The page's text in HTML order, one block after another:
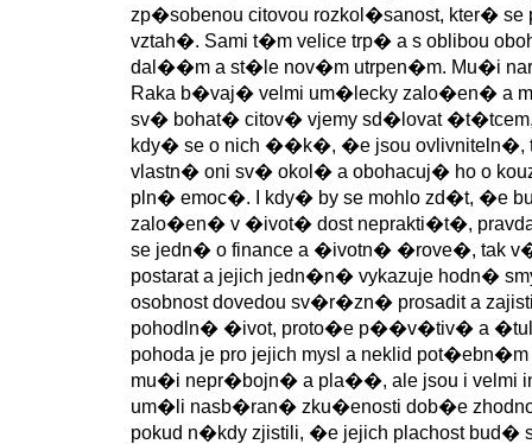
zp�sobenou citovou rozkol�sanost, kter�
vztah�. Sami t�m velice trp� a s oblibou
dal��m a st�le nov�m utrpen�m. Mu�i
Raka b�vaj� velmi um�lecky zalo�en� a
sv� bohat� citov� vjemy sd�lovat �t�tcem,
kdy� se o nich ��k�, �e jsou
vlastn� oni sv� okol� a obohacuj� ho o
pln� emoc�. I kdy� by se mohlo zd�t, �e
zalo�en� v �ivot� dost neprakti�t�,
se jedn� o finance a �ivotn� �rove�, tak
postarat a jejich jedn�n� vykazuje hodn�
osobnost dovedou sv�r�zn� prosadit a
pohodln� �ivot, proto�e p��v�tiv� a
pohoda je pro jejich mysl a neklid
mu�i nepr�bojn� a pla��, ale jsou i velmi
um�li nasb�ran� zku�enosti dob�e
pokud n�kdy zjistili, �e jejich plachost bud�